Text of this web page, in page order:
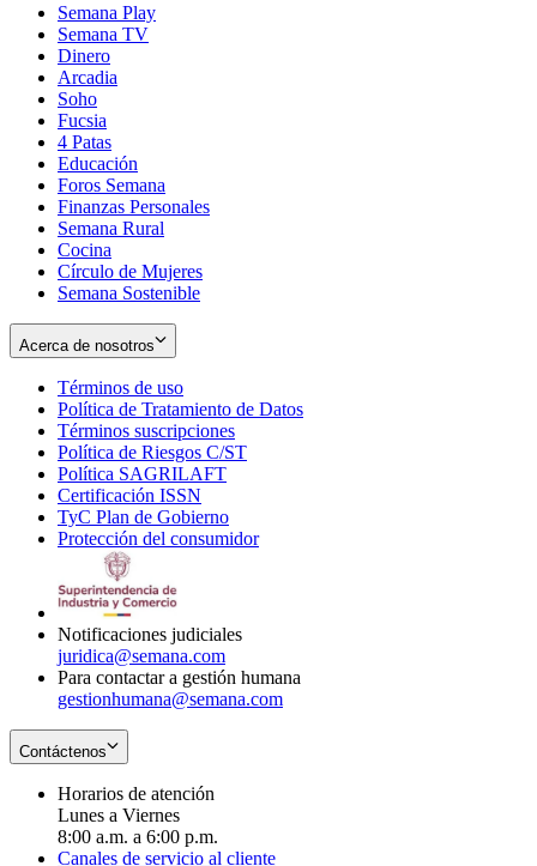
Semana Play
Semana TV
Dinero
Arcadia
Soho
in
new
window
Fucsia
in
new
window
4 Patas
Educación
Foros Semana
Finanzas Personales
Semana Rural
Cocina
Círculo de Mujeres
Semana Sostenible
Acerca de nosotros
Términos de uso
in
new
window
Política de Tratamiento de Datos
Términos suscripciones
in
Política de Riesgos C/ST
Política SAGRILAFT
new
window
Certificación ISSN
in
new
TyC Plan de Gobierno
in
Protección del consumidorOpens
Notificaciones judiciales
juridica@semana.com
Para contactar a gestión humana
gestionhumana@semana.com
Contáctenos
Horarios de atención
Lunes a Viernes
8:00 a.m. a 6:00 p.m.
Canales de servicio al cliente